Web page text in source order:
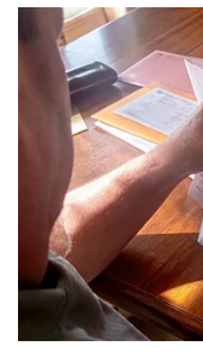
Tin nóng
Tư vấn luật